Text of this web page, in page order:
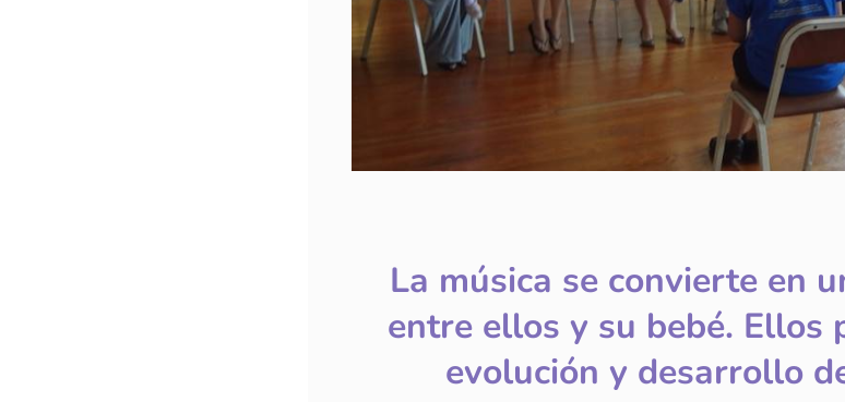
La música se convierte en
entre ellos y su bebé.
evolución y desarrollo